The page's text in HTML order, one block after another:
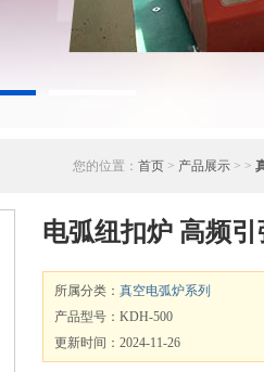
您的位置： 首页 > 产品展示 > >
电弧纽扣炉 高频
所属分类： 真空电弧炉系列
产品型号：KDH-500
更新时间：2024-11-26